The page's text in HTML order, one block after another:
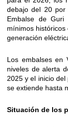
debajo del 20 por
Embalse de
mínimos
generación
Los embalses en
niveles de alerta
2025 y el inicio
se extiende hasta
Situación de los